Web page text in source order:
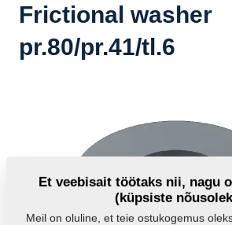
Farmeti
pood
Allalaadimiseks
Frictional washer
pr.80/pr.41/tl.6
Et veebisait töötaks nii, nagu
(küpsiste
Meil on oluline, et teie ostukogemus